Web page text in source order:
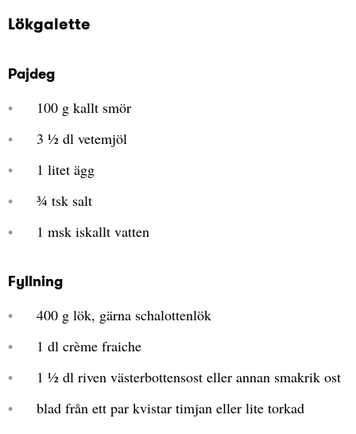
Lökgalette
Pajdeg
100 g kallt smör
3 ½ dl vetemjöl
1 litet ägg
¾ tsk salt
1 msk iskallt vatten
Fyllning
400 g lök, gärna schalottenlök
1 dl crème fraiche
1 ½ dl riven västerbottensost eller annan smakrik ost
blad från ett par kvistar timjan eller lite torkad